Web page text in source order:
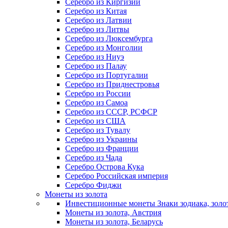
Серебро из Киргизии
Серебро из Китая
Серебро из Латвии
Серебро из Литвы
Серебро из Люксембурга
Серебро из Монголии
Серебро из Ниуэ
Серебро из Палау
Серебро из Португалии
Серебро из Приднестровья
Серебро из России
Серебро из Самоа
Серебро из СССР, РСФСР
Серебро из США
Серебро из Тувалу
Серебро из Украины
Серебро из Франции
Серебро из Чада
Серебро Острова Кука
Серебро Российская империя
Серебро Фиджи
Монеты из золота
Инвестиционные монеты Знаки зодиака,
Монеты из золота, Австрия
Монеты из золота, Беларусь